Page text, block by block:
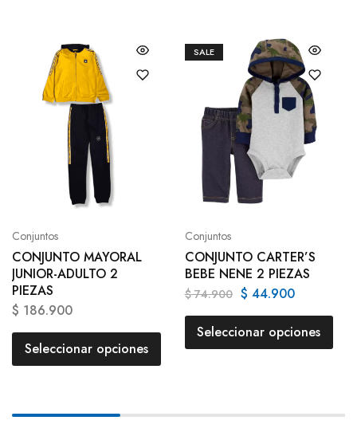
Conjuntos
CONJUNTO MAYORAL
JUNIOR-ADULTO 2
PIEZAS
$ 186.900
Seleccionar opciones
SALE
Conjuntos
CONJUNTO CARTER’S
BEBE NENE 2 PIEZAS
$74.900 $ 44.900
Seleccionar opciones